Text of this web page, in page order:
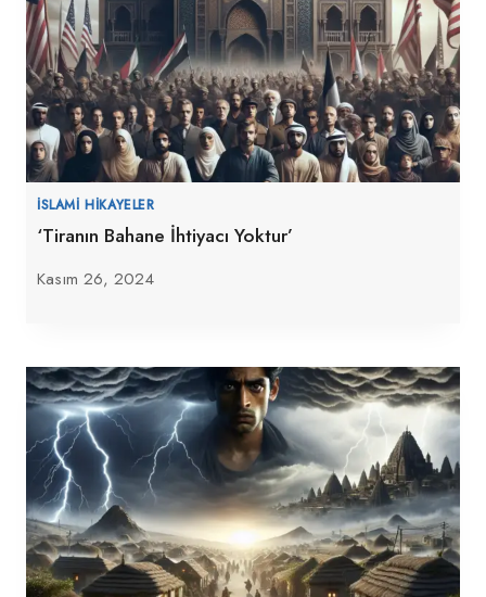
İSLAMI HIKAYELER
‘Tiranın Bahane İhtiyacı Yoktur’
Kasım 26, 2024